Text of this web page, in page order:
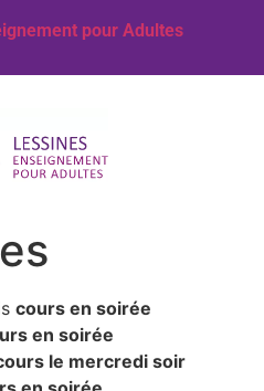
pour Adultes
cours en soirée
en soirée
le mercredi soir